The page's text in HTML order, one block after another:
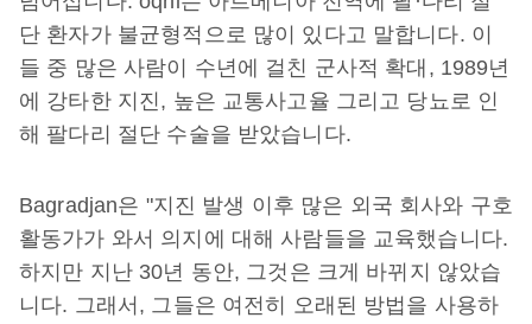
단 환자가 불균형적으로 많이 있다고 말합니다. 이
들 중 많은 사람이 수년에 걸친 군사적 확대, 1989년
에 강타한 지진, 높은 교통사고율 그리고 당뇨로 인
해 팔다리 절단 수술을 받았습니다.
Bagradjan은 "지진 발생 이후 많은 외국 회사와 구호
활동가가 와서 의지에 대해 사람들을 교육했습니다.
하지만 지난 30년 동안, 그것은 크게 바뀌지 않았습
니다. 그래서, 그들은 여전히 오래된 방법을 사용하